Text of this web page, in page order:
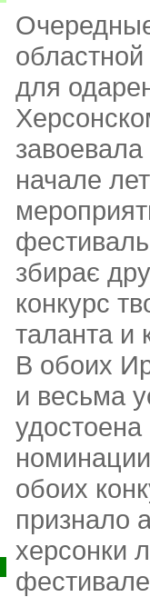
для
начале
збирає
конкурс
таланта и
В обоих
и весьма
обоих
признало
херсонки